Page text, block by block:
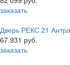
заказать
Дверь РЕКС 21
67 931 руб.
заказать